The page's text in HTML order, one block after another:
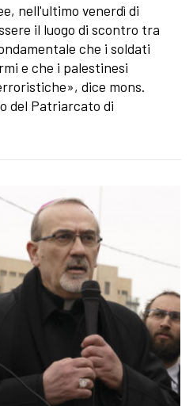
nell'ultimo venerdì di
il luogo di scontro tra
che i soldati
e che i palestinesi
dice mons.
del Patriarcato di